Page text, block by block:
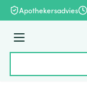
Ga naar de inhoud
Apothekersadvies
Menu